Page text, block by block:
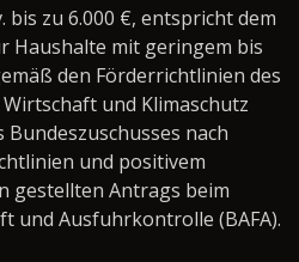
bis zu 6.000 €, entspricht dem
Haushalte mit geringem bis
den Förderrichtlinien des
und Klimaschutz
Bundeszuschusses nach
und positivem
gestellten Antrags beim
und Ausfuhrkontrolle (BAFA).